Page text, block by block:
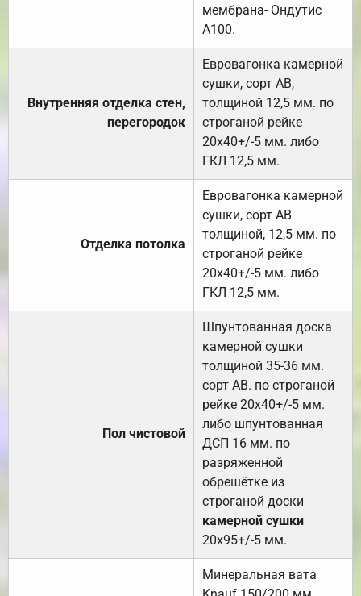
мембрана- Ондутис
А100.
Внутренняя отделка стен,
перегородок
Евровагонка камерной
сушки, сорт АВ,
толщиной 12,5 мм. по
строганой рейке
20х40+/-5 мм. либо
ГКЛ 12,5 мм.
Отделка потолка
Евровагонка камерной
сушки, сорт АВ
толщиной, 12,5 мм. по
строганой рейке
20х40+/-5 мм. либо
ГКЛ 12,5 мм.
Пол чистовой
Шпунтованная доска
камерной сушки
толщиной 35-36 мм.
сорт АВ. по строганой
рейке 20х40+/-5 мм.
либо шпунтованная
ДСП 16 мм. по
разряженной
обрешётке из
строганой доски
камерной сушки
20х95+/-5 мм.
Минеральная вата